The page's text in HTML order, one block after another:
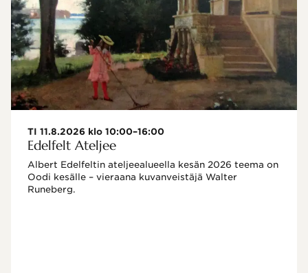
TI 11.8.2026 klo 10:00–16:00
Edelfelt Ateljee
Albert Edelfeltin ateljeealueella kesän 2026 teema on
Oodi kesälle – vieraana kuvanveistäjä Walter